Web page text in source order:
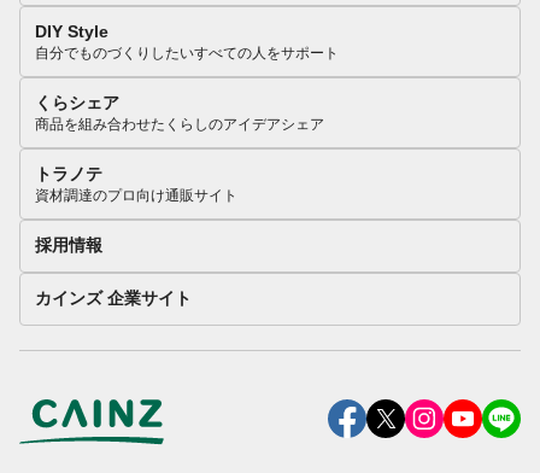
DIY Style
自分でものづくりしたいすべての人をサポート
くらシェア
商品を組み合わせたくらしのアイデアシェア
トラノテ
資材調達のプロ向け通販サイト
採用情報
カインズ 企業サイト